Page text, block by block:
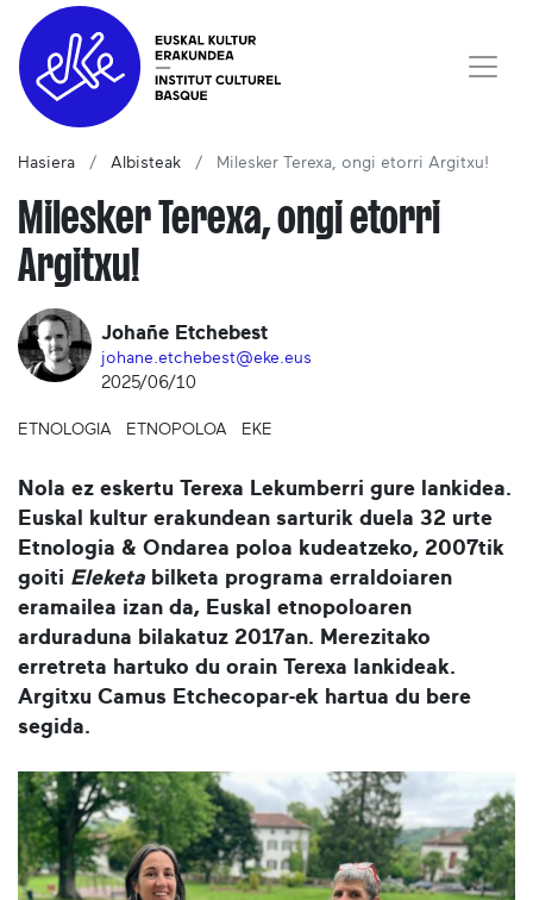
Hasiera Albisteak Milesker Terexa, ongi etorri Argitxu!
Milesker Terexa, ongi etorri
Argitxu!
Johañe Etchebest
johane.etchebest@eke.eus
2025/06/10
ETNOLOGIA ETNOPOLOA EKE
Nola ez eskertu Terexa Lekumberri gure lankidea.
Euskal kultur erakundean sarturik duela 32 urte
Etnologia & Ondarea poloa kudeatzeko, 2007tik
goiti Eleketa bilketa programa erraldoiaren
eramailea izan da, Euskal etnopoloaren
arduraduna bilakatuz 2017an. Merezitako
erretreta hartuko du orain Terexa lankideak.
Argitxu Camus Etchecopar-ek hartua du bere
segida.